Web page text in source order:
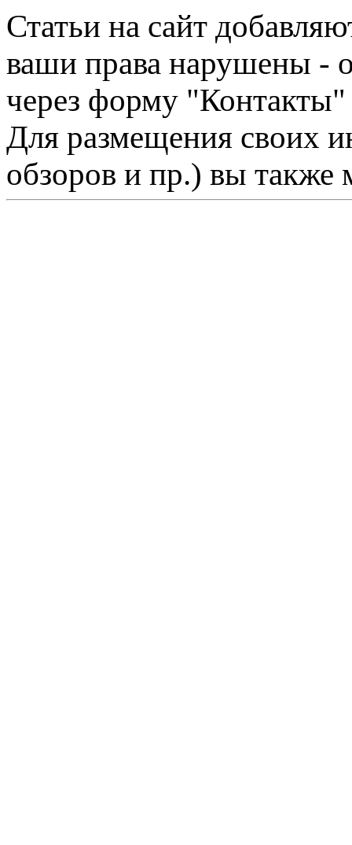
Статьи на сайт
ваши права нарушены -
через форму "Контакты"
Для размещения своих
обзоров и пр.) вы также